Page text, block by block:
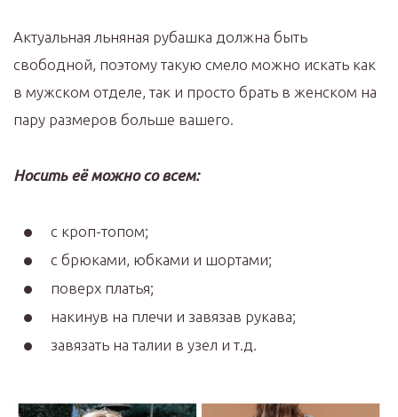
Актуальная льняная рубашка должна быть
свободной, поэтому такую смело можно искать как
в мужском отделе, так и просто брать в женском на
пару размеров больше вашего.
Носить её можно со всем:
с кроп-топом;
с брюками, юбками и шортами;
поверх платья;
накинув на плечи и завязав рукава;
завязать на талии в узел и т.д.